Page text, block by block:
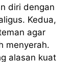
diri dengan
Kedua,
agar
menyerah.
alasan kuat